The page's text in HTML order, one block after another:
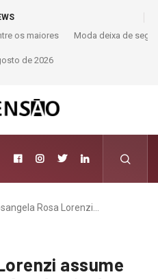
passa a contar histórias; Forward
como novo luxo
de 2026
Rosa Lorenzi…
assume